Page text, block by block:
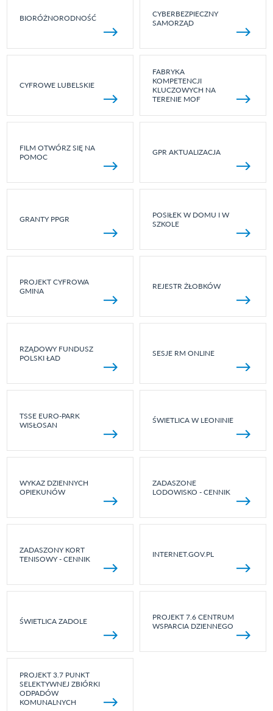
BIORÓŻNORODNOŚĆ
CYBERBEZPIECZNY
SAMORZĄD
CYFROWE LUBELSKIE
FABRYKA
KOMPETENCJI
KLUCZOWYCH NA
TERENIE MOF
FILM OTWÓRZ SIĘ NA
POMOC
GPR AKTUALIZACJA
GRANTY PPGR
POSIŁEK W DOMU I W
SZKOLE
PROJEKT CYFROWA
GMINA
REJESTR ŻŁOBKÓW
RZĄDOWY FUNDUSZ
POLSKI ŁAD
SESJE RM ONLINE
TSSE EURO-PARK
WISŁOSAN
ŚWIETLICA W LEONINIE
WYKAZ DZIENNYCH
OPIEKUNÓW
ZADASZONE
LODOWISKO - CENNIK
ZADASZONY KORT
TENISOWY - CENNIK
INTERNET.GOV.PL
ŚWIETLICA ZADOLE
PROJEKT 7.6 CENTRUM
WSPARCIA DZIENNEGO
PROJEKT 3.7 PUNKT
SELEKTYWNEJ ZBIÓRKI
ODPADÓW
KOMUNALNYCH